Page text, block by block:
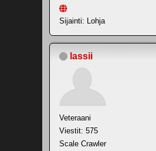
Sijainti: Lohja
lassii
Veteraani
Viestit: 575
Scale Crawler